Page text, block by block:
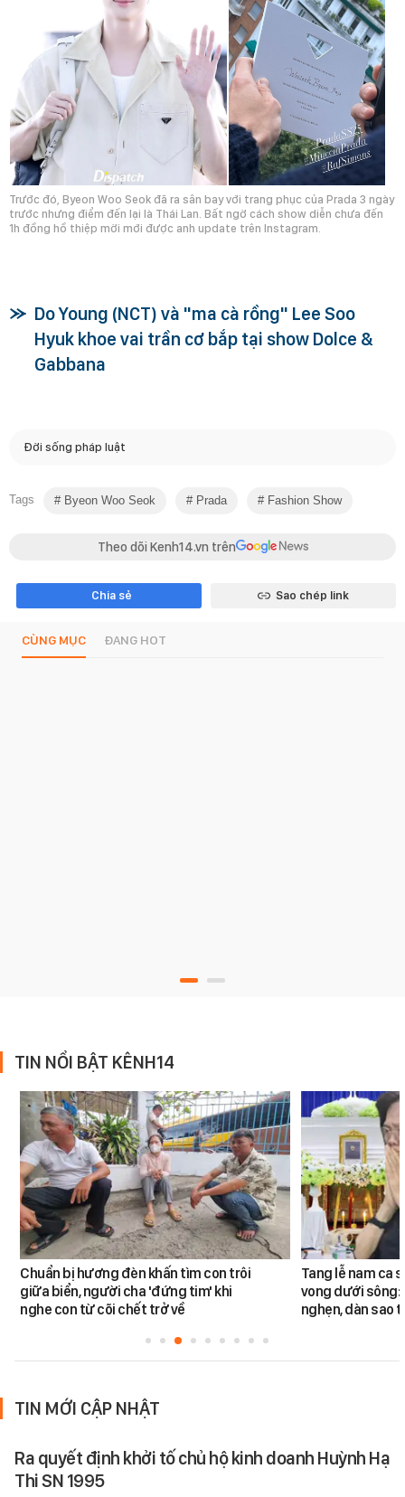
Trước đó, Byeon Woo Seok đã ra sân bay với trang phục của Prada 3 ngày
trước nhưng điểm đến lại là Thái Lan. Bất ngờ cách show diễn chưa đến
1h đồng hồ thiệp mời mới được anh update trên Instagram.
Do Young (NCT) và "ma cà rồng" Lee Soo
Hyuk khoe vai trần cơ bắp tại show Dolce &
Gabbana
Đời sống pháp luật
Tags Byeon Woo Seok Prada Fashion Show
Theo dõi Kenh14.vn trên
Chia sẻ Sao chép link
CÙNG MỤC ĐANG HOT
TIN NỔI BẬT KÊNH14
Chuẩn bị hương đèn khấn tìm con trôi
giữa biển, người cha 'đứng tim' khi
nghe con từ cõi chết trở về
Tang lễ nam ca
vong dưới sông:
nghẹn, dàn sao
TIN MỚI CẬP NHẬT
Ra quyết định khởi tố chủ hộ kinh doanh Huỳnh Hạ
Thi SN 1995